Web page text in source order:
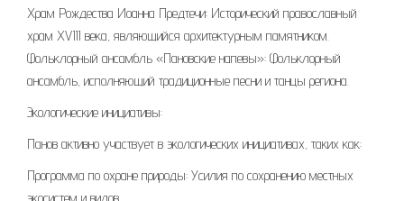
Храм Рождества Иоанна Предтечи: Исторический православный
храм XVIII века, являющийся архитектурным памятником.
Фольклорный ансамбль «Пановские напевы»: Фольклорный
ансамбль, исполняющий традиционные песни и танцы региона.
Экологические инициативы:
Панов активно участвует в экологических инициативах, таких как:
Программа по охране природы: Усилия по сохранению местных